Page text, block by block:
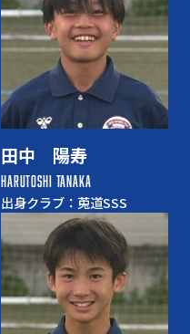
田中 陽寿
HARUTOSHI TANAKA
出身クラブ：莵道SSS